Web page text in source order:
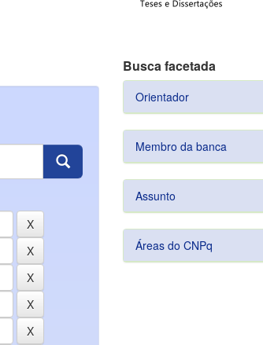
Busca facetada
Orientador
Membro da banca
Assunto
Áreas do CNPq